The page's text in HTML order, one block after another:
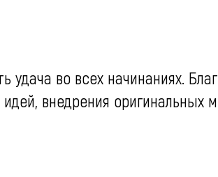
удача во всех начинаниях.
внедрения оригинальных